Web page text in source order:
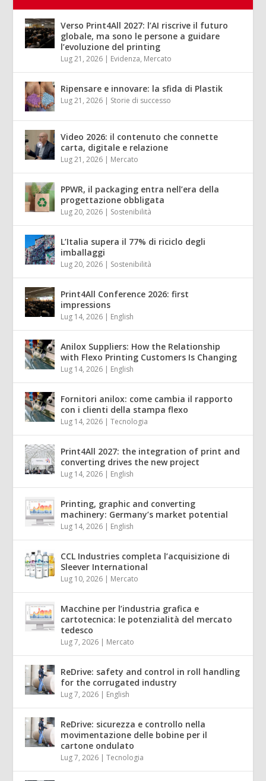
Verso Print4All 2027: l’AI riscrive il futuro
globale, ma sono le persone a guidare
l’evoluzione del printing
Lug 21, 2026 | Evidenza, Mercato
Ripensare e innovare: la sfida di Plastik
Lug 21, 2026 | Storie di successo
Video 2026: il contenuto che connette
carta, digitale e relazione
Lug 21, 2026 | Mercato
PPWR, il packaging entra nell’era della
progettazione obbligata
Lug 20, 2026 | Sostenibilità
L’Italia supera il 77% di riciclo degli
imballaggi
Lug 20, 2026 | Sostenibilità
Print4All Conference 2026: first
impressions
Lug 14, 2026 | English
Anilox Suppliers: How the Relationship
with Flexo Printing Customers Is Changing
Lug 14, 2026 | English
Fornitori anilox: come cambia il rapporto
con i clienti della stampa flexo
Lug 14, 2026 |Tecnologia
Print4All 2027: the integration of print and
converting drives the new project
Lug 14, 2026 | English
Printing, graphic and converting
machinery: Germany’s market potential
Lug 14, 2026 | English
CCL Industries completa l’acquisizione di
Sleever International
Lug 10, 2026 | Mercato
Macchine per l’industria grafica e
cartotecnica: le potenzialità del mercato
tedesco
Lug 7, 2026 | Mercato
ReDrive: safety and control in roll handling
for the corrugated industry
Lug 7, 2026 | English
ReDrive: sicurezza e controllo nella
movimentazione delle bobine per il
cartone ondulato
Lug 7, 2026 |Tecnologia